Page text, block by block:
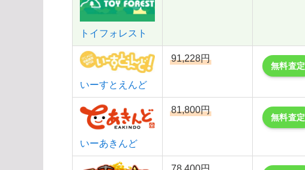
トイフォレスト
いーすとえんど
91,228円
無料査定
いーあきんど
81,800円
無料査定